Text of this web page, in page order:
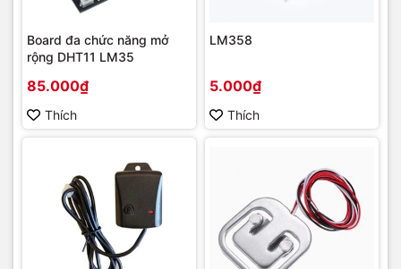
Board đa chức năng mở
rộng DHT11 LM35
85.000₫
Thích
LM358
5.000₫
Thích